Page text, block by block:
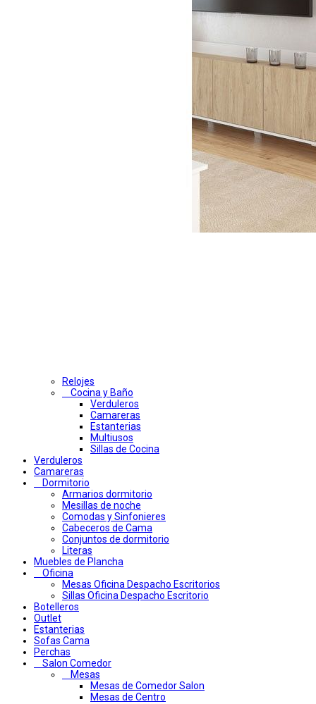
Relojes
Cocina y Baño
Verduleros
Camareras
Estanterias
Multiusos
Sillas de Cocina
Verduleros
Camareras
Dormitorio
Armarios dormitorio
Mesillas de noche
Comodas y Sinfonieres
Cabeceros de Cama
Conjuntos de dormitorio
Literas
Muebles de Plancha
Oficina
Mesas Oficina Despacho Escritorios
Sillas Oficina Despacho Escritorio
Botelleros
Outlet
Estanterias
Sofas Cama
Perchas
Salon Comedor
Mesas
Mesas de Comedor Salon
Mesas de Centro